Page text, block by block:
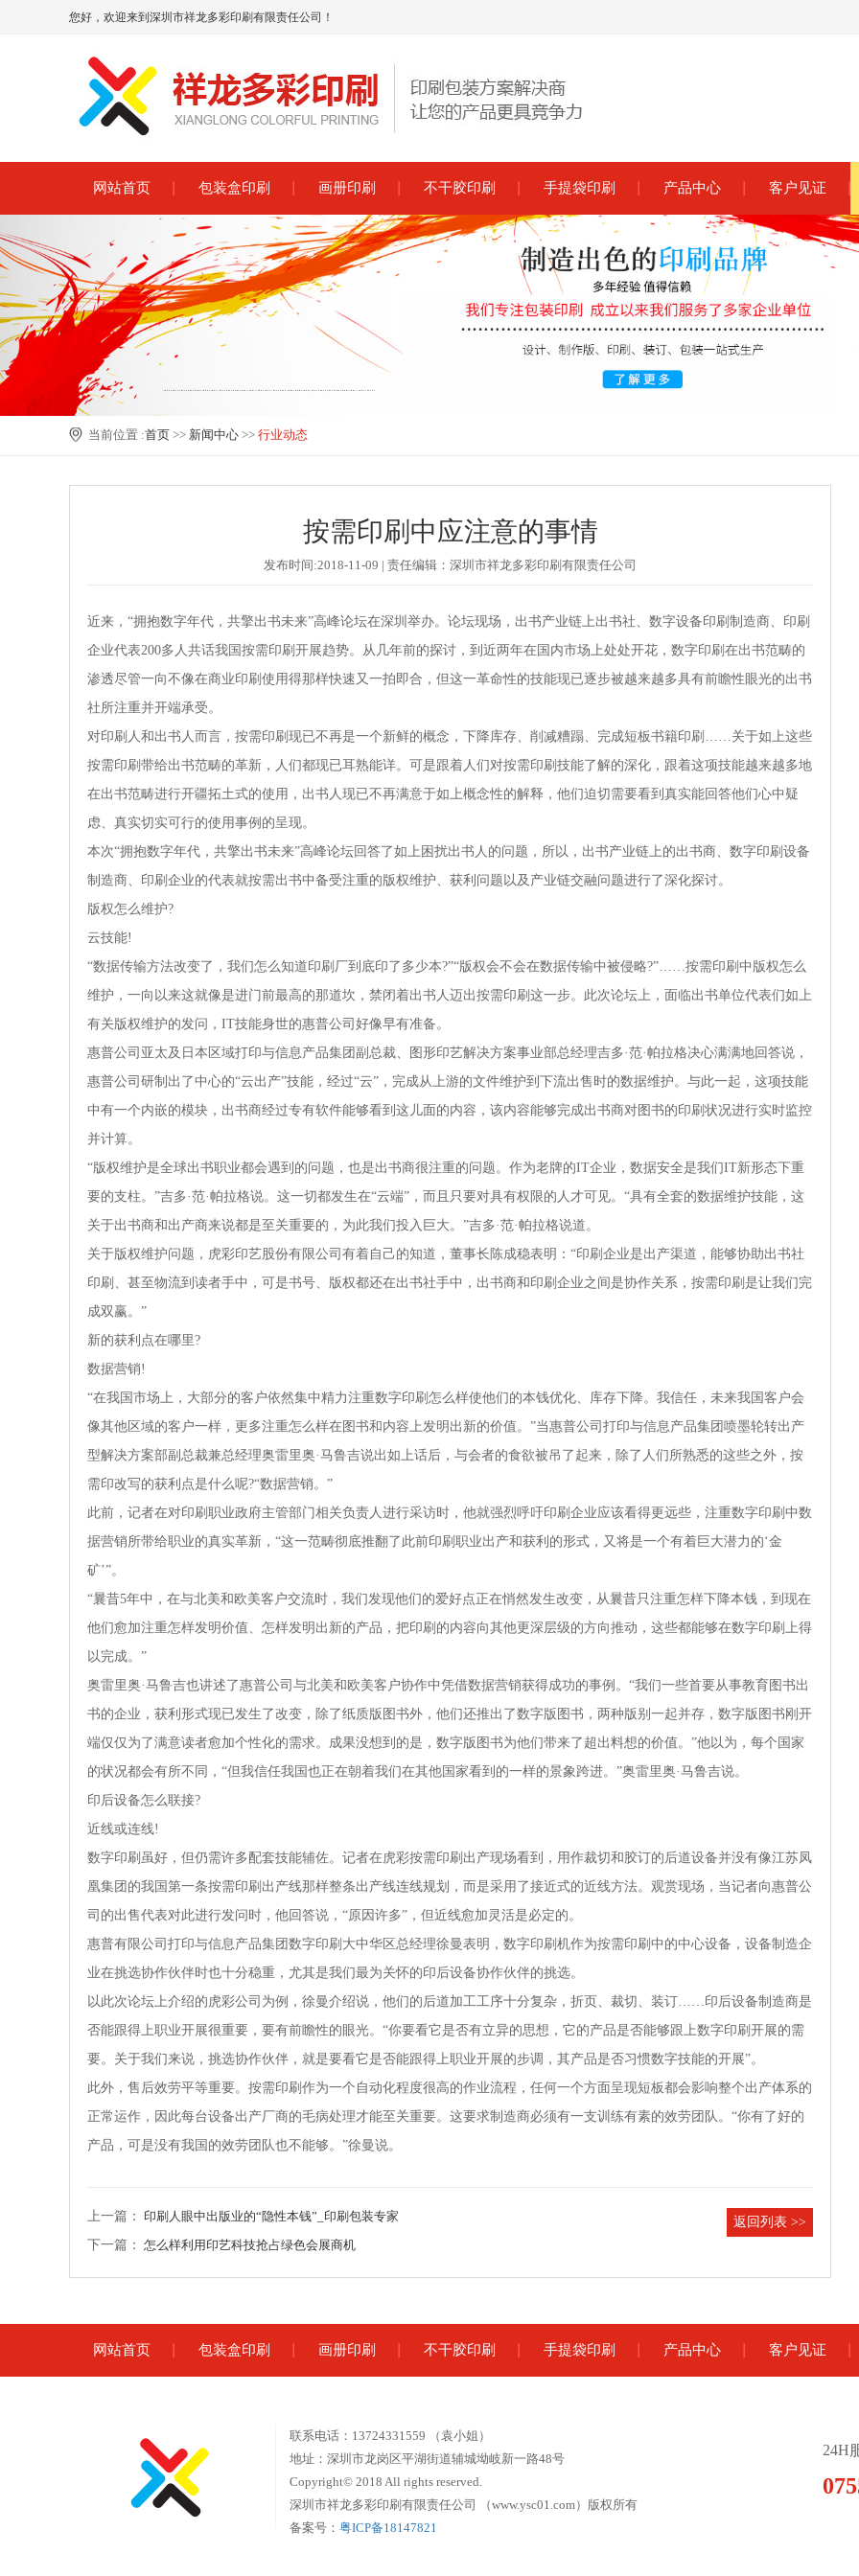
您好，欢迎来到深圳市祥龙多彩印刷有限责任公司！
网站首页 包装盒印刷 画册印刷 不干胶印刷 手提袋印刷 产品中心 客户见证
当前位置 :首页 >> 新闻中心 >> 行业动态
按需印刷中应注意的事情
发布时间:2018-11-09 | 责任编辑：深圳市祥龙多彩印刷有限责任公司
近来，“拥抱数字年代，共擎出书未来”高峰论坛在深圳举办。论坛现场，出书产业链上出书社、数字设备印刷制造商、印刷
企业代表200多人共话我国按需印刷开展趋势。从几年前的探讨，到近两年在国内市场上处处开花，数字印刷在出书范畴的
渗透尽管一向不像在商业印刷使用得那样快速又一拍即合，但这一革命性的技能现已逐步被越来越多具有前瞻性眼光的出书
社所注重并开端承受。
对印刷人和出书人而言，按需印刷现已不再是一个新鲜的概念，下降库存、削减糟蹋、完成短板书籍印刷……关于如上这些
按需印刷带给出书范畴的革新，人们都现已耳熟能详。可是跟着人们对按需印刷技能了解的深化，跟着这项技能越来越多地
在出书范畴进行开疆拓土式的使用，出书人现已不再满意于如上概念性的解释，他们迫切需要看到真实能回答他们心中疑
虑、真实切实可行的使用事例的呈现。
本次“拥抱数字年代，共擎出书未来”高峰论坛回答了如上困扰出书人的问题，所以，出书产业链上的出书商、数字印刷设备
制造商、印刷企业的代表就按需出书中备受注重的版权维护、获利问题以及产业链交融问题进行了深化探讨。
版权怎么维护?
云技能!
“数据传输方法改变了，我们怎么知道印刷厂到底印了多少本?”“版权会不会在数据传输中被侵略?”……按需印刷中版权怎么
维护，一向以来这就像是进门前最高的那道坎，禁闭着出书人迈出按需印刷这一步。此次论坛上，面临出书单位代表们如上
有关版权维护的发问，IT技能身世的惠普公司好像早有准备。
惠普公司亚太及日本区域打印与信息产品集团副总裁、图形印艺解决方案事业部总经理吉多·范·帕拉格决心满满地回答说，
惠普公司研制出了中心的“云出产”技能，经过“云”，完成从上游的文件维护到下流出售时的数据维护。与此一起，这项技能
中有一个内嵌的模块，出书商经过专有软件能够看到这儿面的内容，该内容能够完成出书商对图书的印刷状况进行实时监控
并计算。
“版权维护是全球出书职业都会遇到的问题，也是出书商很注重的问题。作为老牌的IT企业，数据安全是我们IT新形态下重
要的支柱。”吉多·范·帕拉格说。这一切都发生在“云端”，而且只要对具有权限的人才可见。“具有全套的数据维护技能，这
关于出书商和出产商来说都是至关重要的，为此我们投入巨大。”吉多·范·帕拉格说道。
关于版权维护问题，虎彩印艺股份有限公司有着自己的知道，董事长陈成稳表明：“印刷企业是出产渠道，能够协助出书社
印刷、甚至物流到读者手中，可是书号、版权都还在出书社手中，出书商和印刷企业之间是协作关系，按需印刷是让我们完
成双赢。”
新的获利点在哪里?
数据营销!
“在我国市场上，大部分的客户依然集中精力注重数字印刷怎么样使他们的本钱优化、库存下降。我信任，未来我国客户会
像其他区域的客户一样，更多注重怎么样在图书和内容上发明出新的价值。”当惠普公司打印与信息产品集团喷墨轮转出产
型解决方案部副总裁兼总经理奥雷里奥·马鲁吉说出如上话后，与会者的食欲被吊了起来，除了人们所熟悉的这些之外，按
需印改写的获利点是什么呢?“数据营销。”
此前，记者在对印刷职业政府主管部门相关负责人进行采访时，他就强烈呼吁印刷企业应该看得更远些，注重数字印刷中数
据营销所带给职业的真实革新，“这一范畴彻底推翻了此前印刷职业出产和获利的形式，又将是一个有着巨大潜力的‘金
矿’”。
“曩昔5年中，在与北美和欧美客户交流时，我们发现他们的爱好点正在悄然发生改变，从曩昔只注重怎样下降本钱，到现在
他们愈加注重怎样发明价值、怎样发明出新的产品，把印刷的内容向其他更深层级的方向推动，这些都能够在数字印刷上得
以完成。”
奥雷里奥·马鲁吉也讲述了惠普公司与北美和欧美客户协作中凭借数据营销获得成功的事例。“我们一些首要从事教育图书出
书的企业，获利形式现已发生了改变，除了纸质版图书外，他们还推出了数字版图书，两种版别一起并存，数字版图书刚开
端仅仅为了满意读者愈加个性化的需求。成果没想到的是，数字版图书为他们带来了超出料想的价值。”他以为，每个国家
的状况都会有所不同，“但我信任我国也正在朝着我们在其他国家看到的一样的景象跨进。”奥雷里奥·马鲁吉说。
印后设备怎么联接?
近线或连线!
数字印刷虽好，但仍需许多配套技能辅佐。记者在虎彩按需印刷出产现场看到，用作裁切和胶订的后道设备并没有像江苏凤
凰集团的我国第一条按需印刷出产线那样整条出产线连线规划，而是采用了接近式的近线方法。观赏现场，当记者向惠普公
司的出售代表对此进行发问时，他回答说，“原因许多”，但近线愈加灵活是必定的。
惠普有限公司打印与信息产品集团数字印刷大中华区总经理徐曼表明，数字印刷机作为按需印刷中的中心设备，设备制造企
业在挑选协作伙伴时也十分稳重，尤其是我们最为关怀的印后设备协作伙伴的挑选。
以此次论坛上介绍的虎彩公司为例，徐曼介绍说，他们的后道加工工序十分复杂，折页、裁切、装订……印后设备制造商是
否能跟得上职业开展很重要，要有前瞻性的眼光。“你要看它是否有立异的思想，它的产品是否能够跟上数字印刷开展的需
要。关于我们来说，挑选协作伙伴，就是要看它是否能跟得上职业开展的步调，其产品是否习惯数字技能的开展”。
此外，售后效劳平等重要。按需印刷作为一个自动化程度很高的作业流程，任何一个方面呈现短板都会影响整个出产体系的
正常运作，因此每台设备出产厂商的毛病处理才能至关重要。这要求制造商必须有一支训练有素的效劳团队。“你有了好的
产品，可是没有我国的效劳团队也不能够。”徐曼说。
上一篇：
印刷人眼中出版业的“隐性本钱”_印刷包装专家
下一篇： 怎么样利用印艺科技抢占绿色会展商机
返回列表 >>
网站首页 包装盒印刷 画册印刷 不干胶印刷 手提袋印刷 产品中心 客户见证
联系电话：13724331559 （袁小姐）
地址：深圳市龙岗区平湖街道辅城坳岐新一路48号
Copyright© 2018 All rights reserved.
深圳市祥龙多彩印刷有限责任公司 （www.ysc01.com）版权所有
备案号： 粤ICP备18147821
24H